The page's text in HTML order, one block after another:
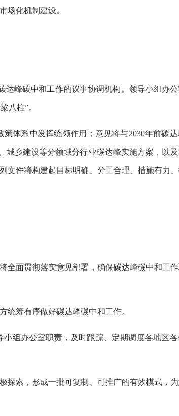
场化机制建设。
峰碳中和工作的议事协调机构。领导小组办
八柱”。
体系中发挥统领作用；意见将与2030年前碳
乡建设等分领域分行业碳达峰实施方案，以及
文件将构建起目标明确、分工合理、措施有力
全面贯彻落实意见部署，确保碳达峰碳中和工
统筹有序做好碳达峰碳中和工作。
组办公室职责，及时跟踪、定期调度各地区
探索，形成一批可复制、可推广的有效模式，